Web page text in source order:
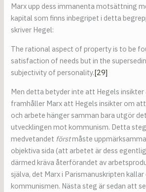
Marx upp dess immanenta motsättning
kapital som finns inbegripet i detta
skriver Hegel:
The rational aspect of property is to be
satisfaction of needs but in the
subjectivity of personality.[29]
Men detta betyder inte att Hegels
framhåller Marx att Hegels insikter om
och arbete hänger samman bara utgör
utvecklingen mot kommunism. Detta
medvetandet förstmåste
objektiva sida (att arbetet är dess
därmed kräva återförandet av
själva, det Marx i Parismanuskripten
kommunismen. Nästa steg är sedan att